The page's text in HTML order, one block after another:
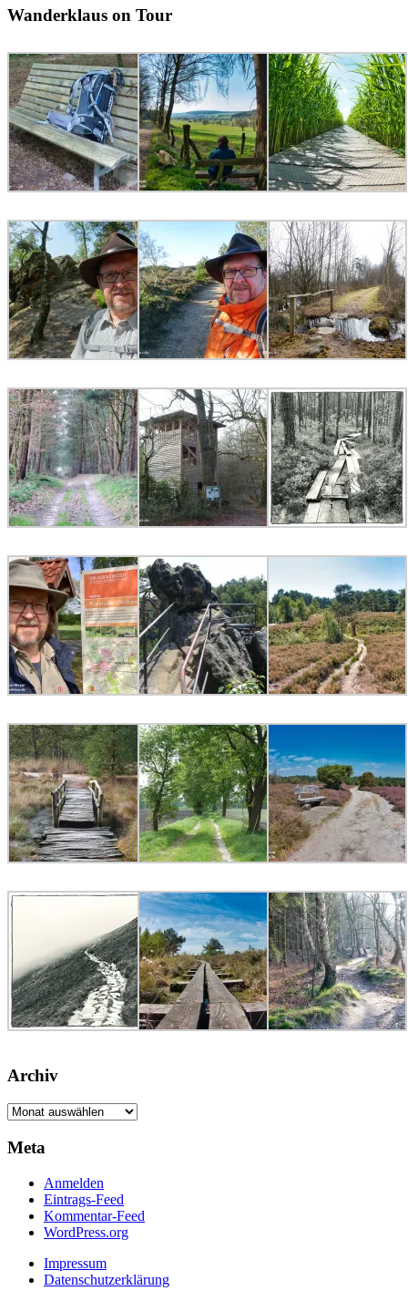
Wanderklaus on Tour
Archiv
Archiv
Meta
Anmelden
Eintrags-Feed
Kommentar-Feed
WordPress.org
Impressum
Datenschutzerklärung